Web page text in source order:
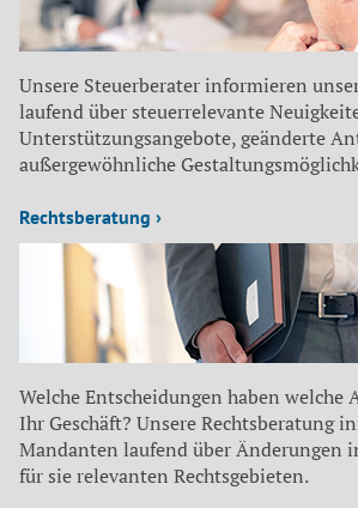
Unsere Steuerberater informieren
laufend über steuerrelevante
Unterstützungsangebote, geänderte
außergewöhnliche
Rechtsberatung ›
Welche Entscheidungen haben welche
Ihr Geschäft? Unsere Rechtsberatung
Mandanten laufend über Änderungen
für sie relevanten Rechtsgebieten.